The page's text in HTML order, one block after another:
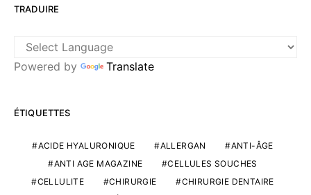
TRADUIRE
Powered by Translate
ÉTIQUETTES
ACIDE HYALURONIQUE ALLERGAN
ANTI-ÂGE
ANTI AGE MAGAZINE
CELLULES SOUCHES
CELLULITE
CHIRURGIE
CHIRURGIE DENTAIRE